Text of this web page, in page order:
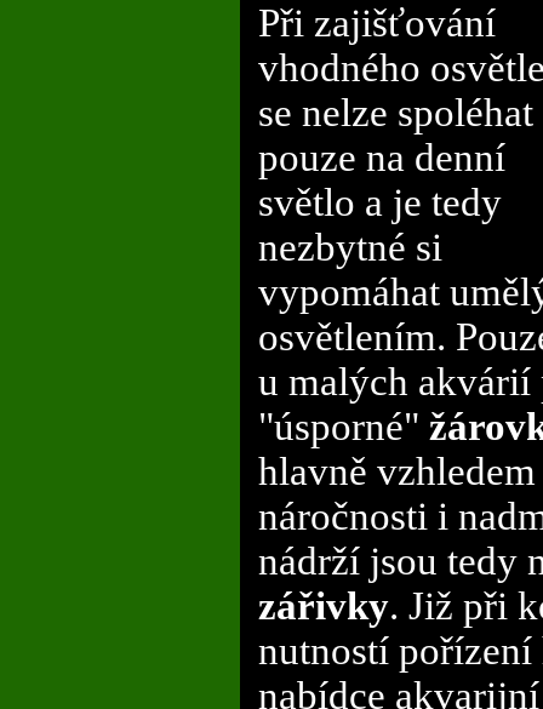
Při zajišťování
vhodného
se nelze spoléhat
pouze na denní
světlo a je tedy
nezbytné si
vypomáhat
osvětlením.
u malých akvárií
"úsporné"
hlavně
náročnosti i
nádrží jsou tedy
zářivky. Již při
nutností
nabídce